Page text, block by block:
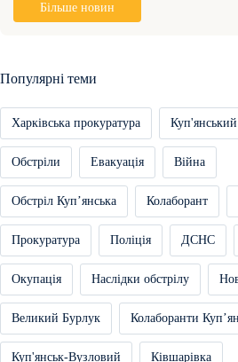
Більше новин
Популярні теми
Харківська прокуратура
Обстріли Евакуація Війна
Обстріл Купʼянська Колаборант
Прокуратура Поліція ДСНС
Окупація Наслідки обстрілу
Великий Бурлук Колаборанти
Куп'янськ-Вузловий Ківшарівка